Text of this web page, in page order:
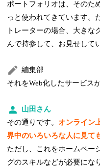
ポートフォリオは、そのた
っと使われてきています。
トレーターの場合、大きな
んで持参して、お見せして
編集部
それをWeb化したサービス
山田さん
その通りです。オンライン
界中のいろいろな人に見て
ただし、これをホームペー
グのスキルなどが必要にな